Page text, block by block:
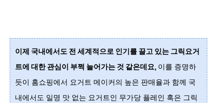
이제 국내에서도 전 세계적으로 인기를 끌고 있는 그릭요거
트에 대한 관심이 부쩍 늘어가는 것 같은데요, 이를 증명하
듯이 홈쇼핑에서 요거트 메이커의 높은 판매율과 함께 국
내에서도 일명 맛 없는 요거트인 무가당 플레인 혹은 그릭